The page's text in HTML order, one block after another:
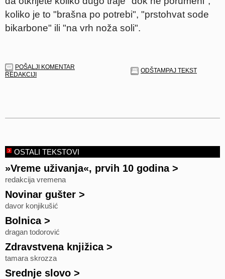
koliko je to "brašna po potrebi", "prstohvat sode
bikarbone" ili "na vrh noža soli".
POŠALJI KOMENTAR
REDAKCIJI
ODŠTAMPAJ TEKST
OSTALI TEKSTOVI
»Vreme uživanja«, prvih 10 godina>
redakcija vremena
Novinar gušter >
davor konjikušić
Bolnica>
dragan todorović
Zdravstvena knjižica>
tamara skrozza
Srednje slovo >